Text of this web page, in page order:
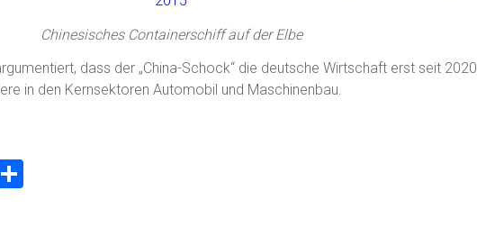
Chinesisches Containerschiff auf der Elbe
dass der „China-Schock“ die deutsche Wirtschaft erst seit 2020
in den Kernsektoren Automobil und Maschinenbau.